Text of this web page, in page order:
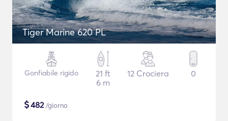
Tiger Marine 620 PL
Gonfiabile rigido
21 ft
6 m
12 Crociera 0
$482/giorno